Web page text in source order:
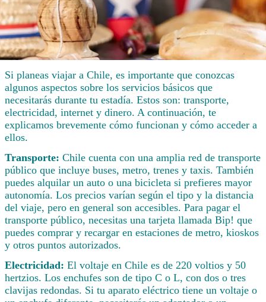
Si planeas viajar a Chile, es importante que conozcas
algunos aspectos sobre los servicios básicos que
necesitarás durante tu estadía. Estos son: transporte,
electricidad, internet y dinero. A continuación, te
explicamos brevemente cómo funcionan y cómo acceder a
ellos.
Transporte: Chile cuenta con una amplia red de transporte
público que incluye buses, metro, trenes y taxis. También
puedes alquilar un auto o una bicicleta si prefieres mayor
autonomía. Los precios varían según el tipo y la distancia
del viaje, pero en general son accesibles. Para pagar el
transporte público, necesitas una tarjeta llamada Bip! que
puedes comprar y recargar en estaciones de metro, kioskos
y otros puntos autorizados.
Electricidad: El voltaje en Chile es de 220 voltios y 50
hertzios. Los enchufes son de tipo C o L, con dos o tres
clavijas redondas. Si tu aparato eléctrico tiene un voltaje o